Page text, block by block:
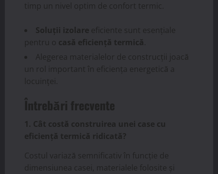
timp un nivel optim de confort termic.
Soluții izolare eficiente sunt esențiale
pentru o casă eficiență termică
Alegerea materialelor de construcții joacă
un rol important în eficiența energetică a
locuinței.
Întrebări frecvente
1. Cât costă construirea unei case cu
eficiență termică ridicată?
Costul variază semnificativ în funcție de
dimensiunea casei, materialele folosite și